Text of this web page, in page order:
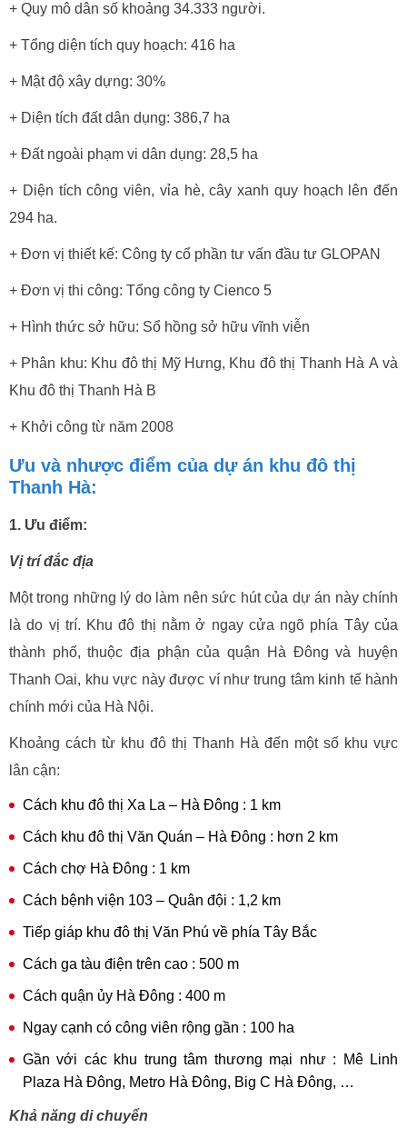
+ Quy mô dân số khoảng 34.333 người.
+ Tổng diện tích quy hoạch: 416 ha
+ Mật độ xây dựng: 30%
+ Diện tích đất dân dụng: 386,7 ha
+ Đất ngoài phạm vi dân dụng: 28,5 ha
+ Diện tích công viên, vỉa hè, cây xanh quy hoạch lên đến
294 ha.
+ Đơn vị thiết kế: Công ty cổ phần tư vấn đầu tư GLOPAN
+ Đơn vị thi công: Tổng công ty Cienco 5
+ Hình thức sở hữu: Sổ hồng sở hữu vĩnh viễn
+ Phân khu: Khu đô thị Mỹ Hưng, Khu đô thị Thanh Hà A và
Khu đô thị Thanh Hà B
+ Khởi công từ năm 2008
Ưu và nhược điểm của dự án khu đô thị
Thanh Hà:
1. Ưu điểm:
Vị trí đắc địa
Một trong những lý do làm nên sức hút của dự án này chính
là do vị trí. Khu đô thị nằm ở ngay cửa ngõ phía Tây của
thành phố, thuộc địa phận của quận Hà Đông và huyện
Thanh Oai, khu vực này được ví như trung tâm kinh tế hành
chính mới của Hà Nội.
Khoảng cách từ khu đô thị Thanh Hà đến một số khu vực
lân cận:
Cách khu đô thị Xa La – Hà Đông : 1 km
Cách khu đô thị Văn Quán – Hà Đông : hơn 2 km
Cách chợ Hà Đông : 1 km
Cách bệnh viện 103 – Quân đội : 1,2 km
Tiếp giáp khu đô thị Văn Phú về phía Tây Bắc
Cách ga tàu điện trên cao : 500 m
Cách quận ủy Hà Đông : 400 m
Ngay cạnh có công viên rộng gần : 100 ha
Gần với các khu trung tâm thương mại như : Mê Linh
Plaza Hà Đông, Metro Hà Đông, Big C Hà Đông, …
Khả năng di chuyển